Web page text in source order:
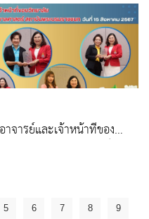
จารย์และเจ้าหน้าที่ของ
องคณะพยาบาลศาสตร์
5 6 7 8 9